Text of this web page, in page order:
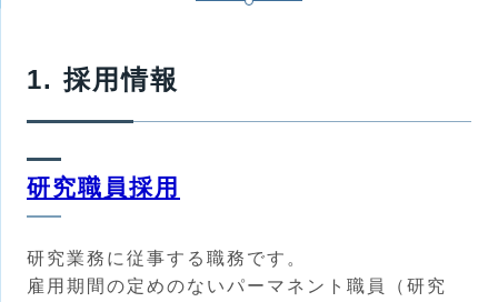
1. 採用情報
研究職員採用
研究業務に従事する職務です。
雇用期間の定めのないパーマネント職員（研究